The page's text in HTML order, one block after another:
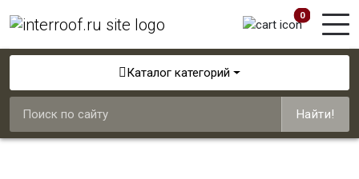
0
Каталог категорий
Найти!